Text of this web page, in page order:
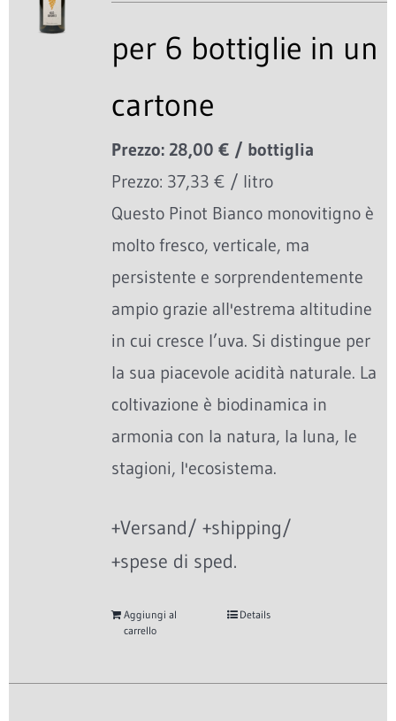
per 6 bottiglie in un
cartone
Prezzo: 28,00 € / bottiglia
Prezzo: 37,33 € / litro
Questo Pinot Bianco monovitigno è
molto fresco, verticale, ma
persistente e sorprendentemente
ampio grazie all'estrema altitudine
in cui cresce l’uva. Si distingue per
la sua piacevole acidità naturale. La
coltivazione è biodinamica in
armonia con la natura, la luna, le
stagioni, l'ecosistema.
+Versand/ +shipping/
+spese di sped.
Aggiungi al
carrello
Details